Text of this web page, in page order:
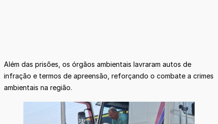
Além das prisões, os órgãos ambientais lavraram autos de
infração e termos de apreensão, reforçando o combate a crimes
ambientais na região.